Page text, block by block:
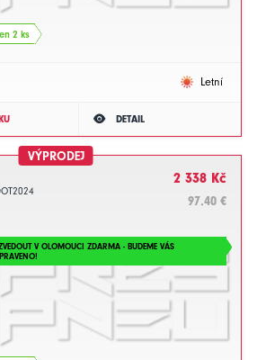
2 ks
Letní
DETAIL
VÝPRODEJ
2 338 Kč
97.40 €
V OLOMOUCI ZDARMA - BUDEME VÁS